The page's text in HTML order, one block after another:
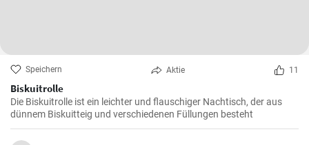
Speichern Aktie 11
Biskuitrolle
Die Biskuitrolle ist ein leichter und flauschiger Nachtisch, der aus
dünnem Biskuitteig und verschiedenen Füllungen besteht